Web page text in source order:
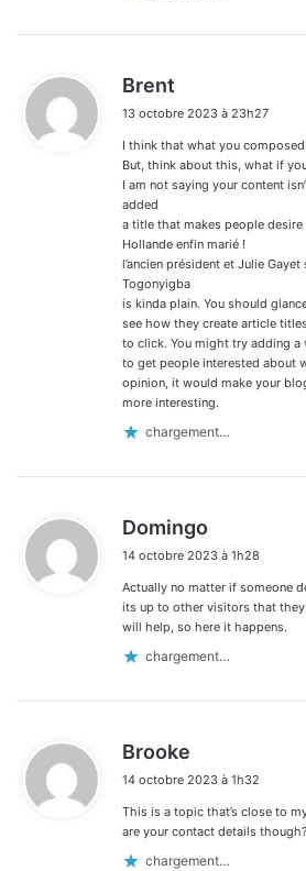
Brent
t
:
13 octobre 2023 à 23h27
I think that what you
But, think about this, what if
I am not saying your content
added
a title that makes people desire
Hollande enfin marié !
l’ancien président et Julie
Togonyigba
is kinda plain. You should
see how they create article
to click. You might try adding a
to get people interested about
opinion, it would make your
more interesting.
chargement…
Domingo
t
:
14 octobre 2023 à 1h28
Actually no matter if someone
its up to other visitors that they
will help, so here it happens.
chargement…
Brooke
t
:
14 octobre 2023 à 1h32
This is a topic that’s close to
are your contact details though?
chargement…